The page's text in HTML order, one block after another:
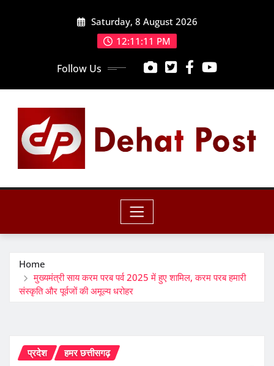
Saturday, 8 August 2026
12:11:12 PM
Follow Us
Home
मुख्यमंत्री साय करम परब पर्व 2025 में हुए शामिल, करम परब हमारी
संस्कृति और पूर्वजों की अमूल्य धरोहर
प्रदेश हमर छत्तीसगढ़